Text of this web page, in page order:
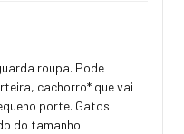
roupa. Pode
cachorro* que vai
porte. Gatos
do tamanho.